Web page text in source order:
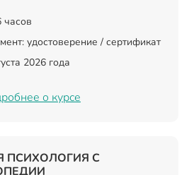
часов
удостоверение / сертификат
2026 года
о курсе
ПСИХОЛОГИЯ С